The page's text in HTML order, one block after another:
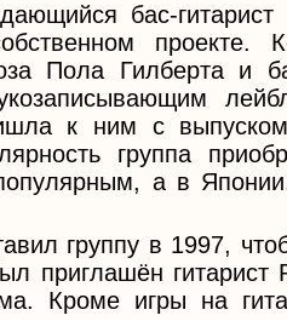
бас-
проекте.
Пола Гилберта
к ним с
группа
а в
группу в 1997,
приглашён
Кроме игры на